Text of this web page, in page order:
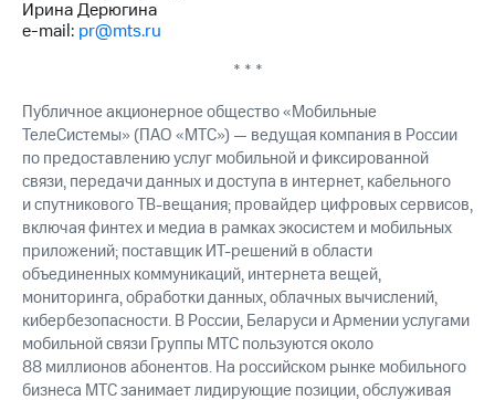
Контакты
развитие
Ирина Дерюгина
e-mail: pr@mts.ru
* * *
Публичное акционерное общество «Мобильные
ТелеСистемы» (ПАО «МТС») — ведущая компания в России
по предоставлению услуг мобильной и фиксированной
связи, передачи данных и доступа в интернет, кабельного
и спутникового ТВ-вещания; провайдер цифровых сервисов,
включая финтех и медиа в рамках экосистем и мобильных
приложений; поставщик ИТ-решений в области
объединенных коммуникаций, интернета вещей,
мониторинга, обработки данных, облачных вычислений,
кибербезопасности. В России, Беларуси и Армении услугами
мобильной связи Группы МТС пользуются около
88 миллионов абонентов. На российском рынке мобильного
бизнеса МТС занимает лидирующие позиции, обслуживая